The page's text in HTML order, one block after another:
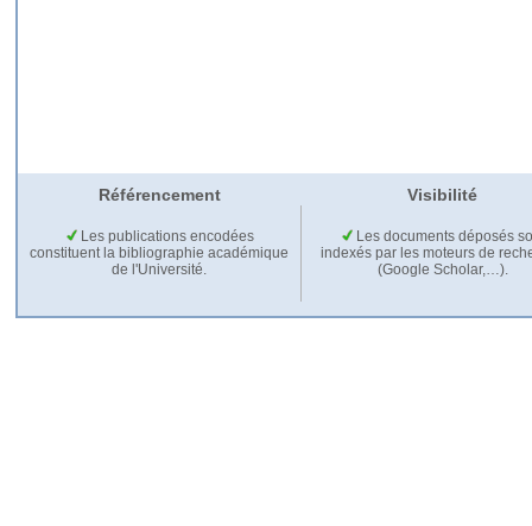
Référencement Visibilité
Les publications encodées
constituent la bibliographie académique
de l'Université.
Les documents déposés
indexés par les moteurs de
(Google Scholar,…).